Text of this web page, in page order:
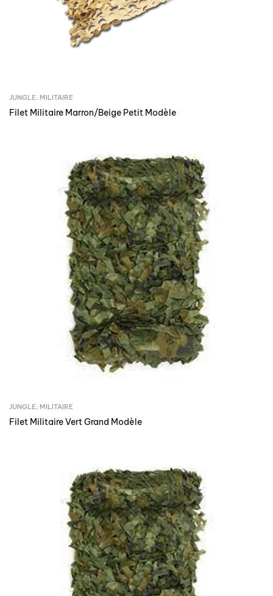
JUNGLE, MILITAIRE
Filet Militaire Marron/Beige Petit Modèle
JUNGLE, MILITAIRE
Filet Militaire Vert Grand Modèle